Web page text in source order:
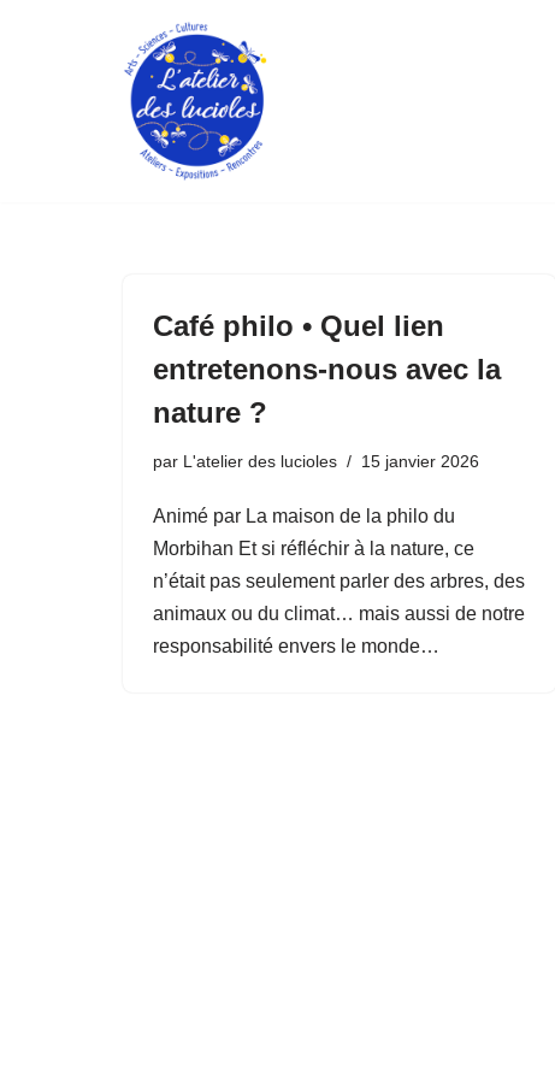
Café philo • Quel lien
entretenons-nous avec la
nature ?
par L'atelier des lucioles 15 janvier 2026
Animé par La maison de la philo du
Morbihan Et si réfléchir à la nature, ce
n’était pas seulement parler des arbres, des
animaux ou du climat… mais aussi de notre
responsabilité envers le monde…